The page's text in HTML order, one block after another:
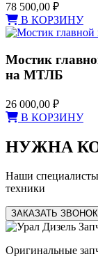
78 500,00 ₽
В КОРЗИНУ
Мостик
на МТЛБ
26 000,00 ₽
В КОРЗИНУ
НУЖНА
Наши специалисты
техники
ЗАКАЗАТЬ ЗВОНОК
Оригинальные